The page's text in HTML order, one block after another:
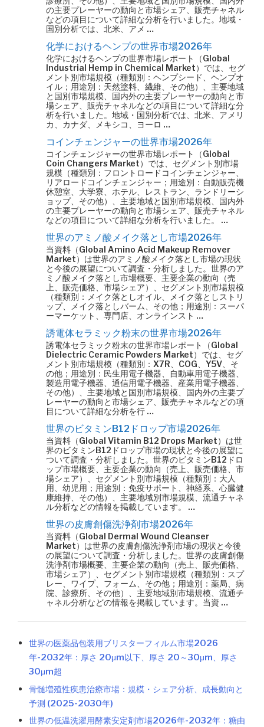
の主要プレーヤーの動向と市場シェア、販売チャネル
などの項目について詳細な分析を行いました。地域・
国別分析では、北米、アメ …
化学におけるヘンプの世界市場2026年
化学におけるヘンプの世界市場レポート（Global
Industrial Hemp in Chemical Market）では、セグ
メント別市場規模（種類別：ヘンプシード、ヘンプオ
イル；用途別：天然塗料、繊維、その他）、主要地域
と国別市場規模、国内外の主要プレーヤーの動向と市
場シェア、販売チャネルなどの項目について詳細な分
析を行いました。地域・国別分析では、北米、アメリ
カ、カナダ、メキシコ、ヨーロ …
コインチェンジャーの世界市場2026年
コインチェンジャーの世界市場レポート（Global
Coin Changers Market）では、セグメント別市場
規模（種類別：フロントロードコインチェンジャー、
リアロードコインチェンジャー；用途別：自動販売機
休憩室、大学寮、ホテル、レストラン、ランドリーシ
ョップ、その他）、主要地域と国別市場規模、国内外
の主要プレーヤーの動向と市場シェア、販売チャネル
などの項目について詳細な分析を行いました。 …
世界のアミノ酸メイク落とし市場2026年
当資料（Global Amino Acid Makeup Remover
Market）は世界のアミノ酸メイク落とし市場の現状
と今後の展望について調査・分析しました。世界のア
ミノ酸メイク落とし市場概要、主要企業の動向（売
上、販売価格、市場シェア）、セグメント別市場規模
（種類別：メイク落としオイル、メイク落としストリ
ップ、メイク落としバーム、その他；用途別：スーパ
ーマーケット、専門店、オンラインスト …
誘電体セラミック粉末の世界市場2026年
誘電体セラミック粉末の世界市場レポート（Global
Dielectric Ceramic Powders Market）では、セグ
メント別市場規模（種類別：X7R、COG、Y5V、そ
の他；用途別：民生用電子機器、自動車用電子機器、
製造用電子機器、通信用電子機器、産業用電子機器、
その他）、主要地域と国別市場規模、国内外の主要プ
レーヤーの動向と市場シェア、販売チャネルなどの項
目について詳細な分析を行 …
世界のビタミンB12ドロップ市場2026年
当資料（Global Vitamin B12 Drops Market）は世
界のビタミンB12ドロップ市場の現状と今後の展望に
ついて調査・分析しました。世界のビタミンB12ドロ
ップ市場概要、主要企業の動向（売上、販売価格、市
場シェア）、セグメント別市場規模（種類別：大人
用、幼児用；用途別：免疫サポート、神経系、心臓健
康維持、その他）、主要地域別市場規模、流通チャネ
ル分析などの情報を掲載しています。 …
世界の皮膚創傷洗浄剤市場2026年
当資料（Global Dermal Wound Cleanser
Market）は世界の皮膚創傷洗浄剤市場の現状と今後
の展望について調査・分析しました。世界の皮膚創傷
洗浄剤市場概要、主要企業の動向（売上、販売価格、
市場シェア）、セグメント別市場規模（種類別：スプ
レー、ワイプ、フォーム、その他；用途別：薬局、病
院、診療所、その他）、主要地域別市場規模、流通チ
ャネル分析などの情報を掲載しています。当資 …
世界の医薬品包装用ブリスターフィルム市場2026
年-2032年：厚さ 20μm以下、厚さ 20～30μm、厚さ
30μm超
骨髄増殖性疾患治療市場：規模・シェア分析、成長動向と
予測 (2025-2030年)
世界の低温洗濯用酵素安定剤市場2026年-2032年：糖由